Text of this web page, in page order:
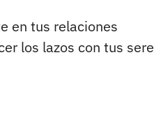
en tus relaciones
los lazos con tus